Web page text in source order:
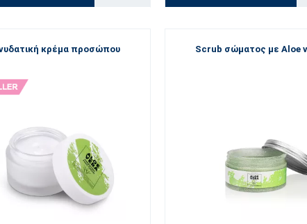
κρέμα προσώπου Scrub σώματος με Aloe